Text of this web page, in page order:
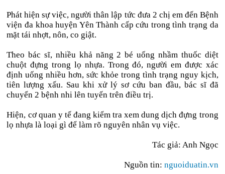
Phát hiện sự việc, người thân lập tức đưa 2 chị em đến Bệnh
viện đa khoa huyện Yên Thành cấp cứu trong tình trạng da
mặt tái nhợt, nôn, co giật.
Theo bác sĩ, nhiều khả năng 2 bé uống nhầm thuốc diệt
chuột đựng trong lọ nhựa. Trong đó, người em được xác
định uống nhiều hơn, sức khỏe trong tình trạng nguy kịch,
tiên lượng xấu. Sau khi xử lý sơ cứu ban đầu, bác sĩ đã
chuyển 2 bệnh nhi lên tuyến trên điều trị.
Hiện, cơ quan y tế đang kiểm tra xem dung dịch đựng trong
lọ nhựa là loại gì để làm rõ nguyên nhân vụ việc.
Tác giả: Anh Ngọc
Nguồn tin: nguoiduatin.vn